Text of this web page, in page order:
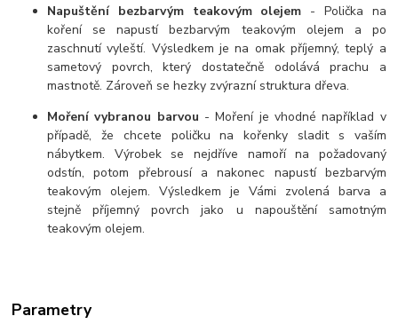
Napuštění bezbarvým teakovým olejem - Polička na
koření se napustí bezbarvým teakovým olejem a po
zaschnutí vyleští. Výsledkem je na omak příjemný, teplý a
sametový povrch, který dostatečně odolává prachu a
mastnotě. Zároveň se hezky zvýrazní struktura dřeva.
Moření vybranou barvou - Moření je vhodné například v
případě, že chcete poličku na kořenky sladit s vaším
nábytkem. Výrobek se nejdříve namoří na požadovaný
odstín, potom přebrousí a nakonec napustí bezbarvým
teakovým olejem. Výsledkem je Vámi zvolená barva a
stejně příjemný povrch jako u napouštění samotným
teakovým olejem.
Parametry